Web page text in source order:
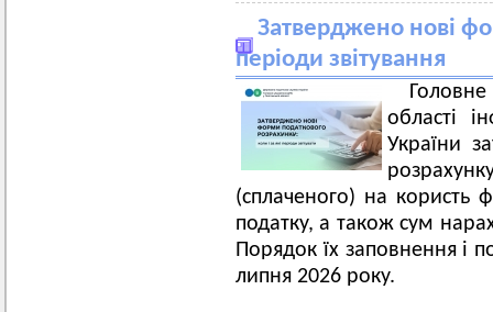
Затверджено нові
періоди звітування
області
України
(сплаченого) на користь
податку, а також сум
Порядок їх заповнення і
липня 2026 року.